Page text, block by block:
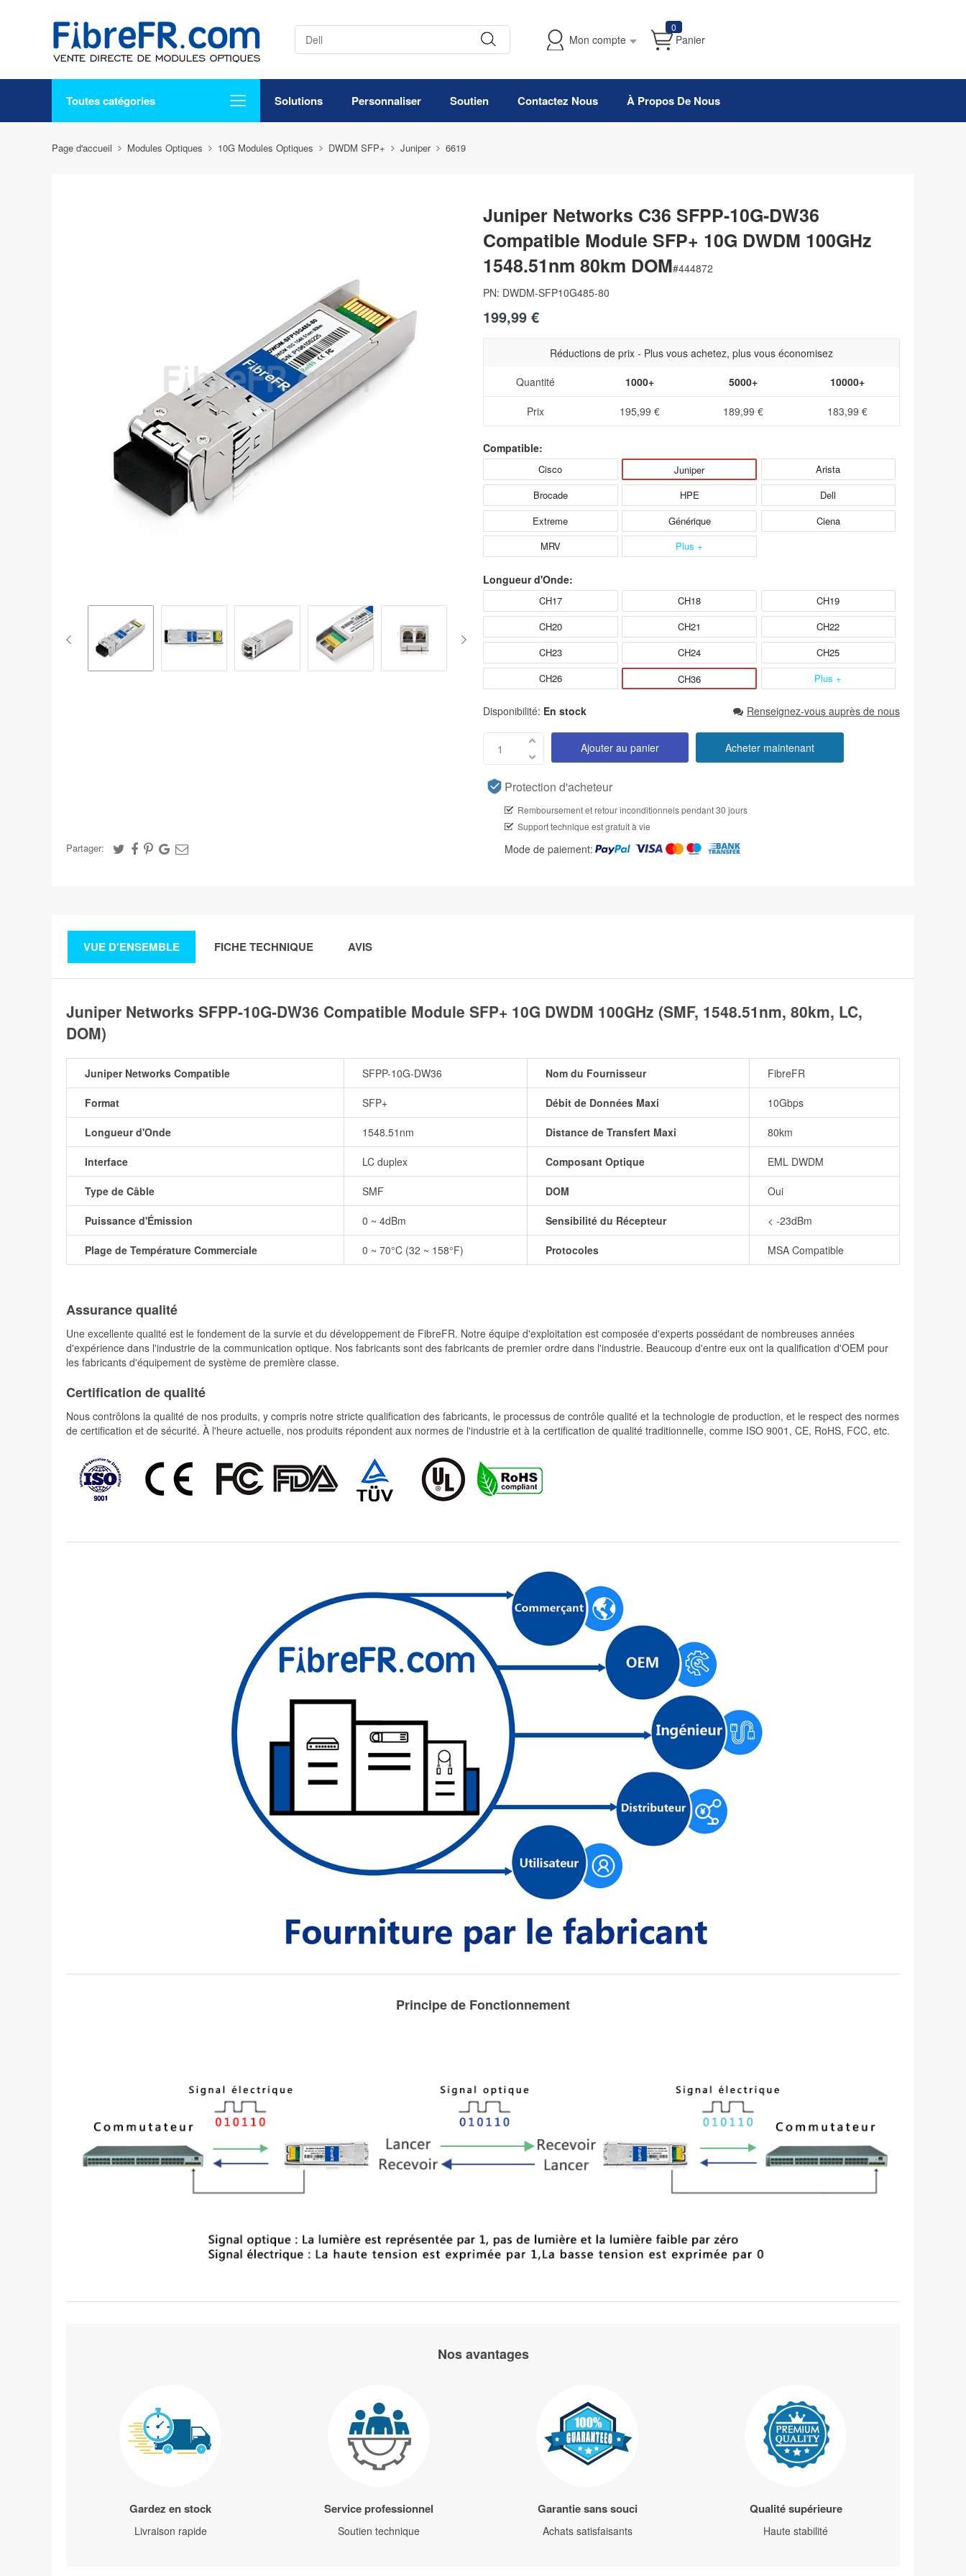
Mon compte
0
Panier
Toutes catégories Solutions Personnaliser Soutien Contactez Nous À Propos De Nous
Page d'accueil Modules Optiques 10G Modules Optiques DWDM SFP+ Juniper 6619
Partager:
Juniper Networks C36 SFPP-10G-DW36
Compatible Module SFP+ 10G DWDM 100GHz
1548.51nm 80km DOM#444872
PN: DWDM-SFP10G485-80
199,99 €
Réductions de prix - Plus vous achetez, plus vous économisez
Quantité
1000+ 5000+ 10000+
Prix 195,99 € 189,99 € 183,99 €
Compatible:
Cisco Juniper
Arista
Brocade
HPE
Dell
Extreme
Générique
Ciena
MRV
Plus +
Longueur d'Onde:
CH17 CH18
CH19
CH20
CH21
CH22
CH23
CH24
CH25
CH26
CH36 Plus +
Disponibilité: En stock Renseignez-vous auprès de nous
Ajouter au panier Acheter maintenant
Protection d'acheteur
Remboursement et retour inconditionnels pendant 30 jours
Support technique est gratuit à vie
Mode de paiement:
VUE D'ENSEMBLE FICHE TECHNIQUE AVIS
Juniper Networks SFPP-10G-DW36 Compatible Module SFP+ 10G DWDM 100GHz (SMF, 1548.51nm, 80km, LC,
DOM)
Juniper Networks Compatible SFPP-10G-DW36 Nom du Fournisseur FibreFR
Format SFP+ Débit de Données Maxi 10Gbps
Longueur d'Onde 1548.51nm Distance de Transfert Maxi 80km
Interface LC duplex Composant Optique EML DWDM
Type de Câble SMF DOM Oui
Puissance d'Émission 0 ~ 4dBm Sensibilité du Récepteur < -23dBm
Plage de Température Commerciale 0 ~ 70°C (32 ~ 158°F) Protocoles MSA Compatible
Assurance qualité
Une excellente qualité est le fondement de la survie et du développement de FibreFR. Notre équipe d'exploitation est composée d'experts possédant de nombreuses années
d'expérience dans l'industrie de la communication optique. Nos fabricants sont des fabricants de premier ordre dans l'industrie. Beaucoup d'entre eux ont la qualification d'OEM pour
les fabricants d'équipement de système de première classe.
Certification de qualité
Nous contrôlons la qualité de nos produits, y compris notre stricte qualification des fabricants, le processus de contrôle qualité et la technologie de production, et le respect des normes
de certification et de sécurité. À l'heure actuelle, nos produits répondent aux normes de l'industrie et à la certification de qualité traditionnelle, comme ISO 9001, CE, RoHS, FCC, etc.
Principe de Fonctionnement
Nos avantages
Gardez en stock
Livraison rapide
Service professionnel
Soutien technique
Garantie sans souci
Achats satisfaisants
Qualité supérieure
Haute stabilité